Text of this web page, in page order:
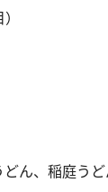
、稲庭う